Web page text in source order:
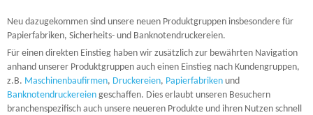
Neu dazugekommen sind unsere neuen Produktgruppen insbesondere für
Papierfabriken, Sicherheits- und Banknotendruckereien.
Für einen direkten Einstieg haben wir zusätzlich zur bewährten Navigation
anhand unserer Produktgruppen auch einen Einstieg nach Kundengruppen,
z.B. Maschinenbaufirmen, Druckereien, Papierfabriken und
Banknotendruckereien geschaffen. Dies erlaubt unseren Besuchern
branchenspezifisch auch unsere neueren Produkte und ihren Nutzen schnell